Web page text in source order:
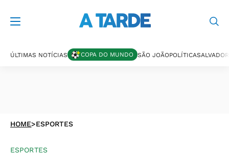
ÚLTIMAS NOTÍCIAS COPA DO MUNDO SÃO JOÃOPOLÍTICASALVADOR
HOME>ESPORTES
ESPORTES